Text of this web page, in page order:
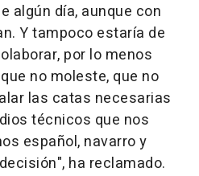
algún día, aunque con
Y tampoco estaría de
por lo menos
no moleste, que no
las catas necesarias
técnicos que nos
español, navarro y
ha reclamado.